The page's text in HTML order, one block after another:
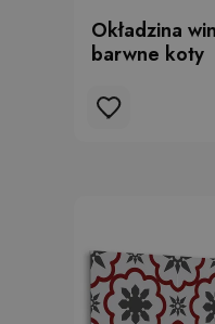
Okładzina
barwne koty